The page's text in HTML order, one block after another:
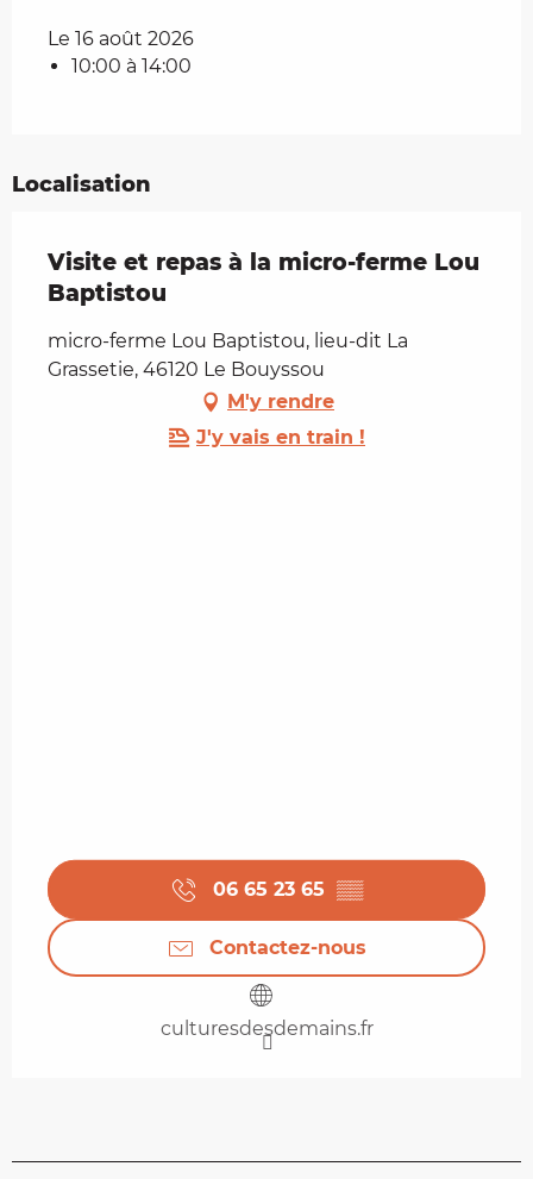
Le 16 août 2026
10:00 à 14:00
Localisation
Visite et repas à la micro-ferme Lou
Baptistou
micro-ferme Lou Baptistou, lieu-dit La
Grassetie, 46120 Le Bouyssou
M'y rendre
J'y vais en train !
06 65 23 65 ▒▒
Contactez-nous
culturesdesdemains.fr